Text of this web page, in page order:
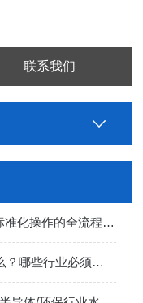
联系我们
从取样到数据：总有机碳分析仪标准化操作的全流程解析
一文读懂TOC分析仪：到底是什么？哪些行业必须要用？